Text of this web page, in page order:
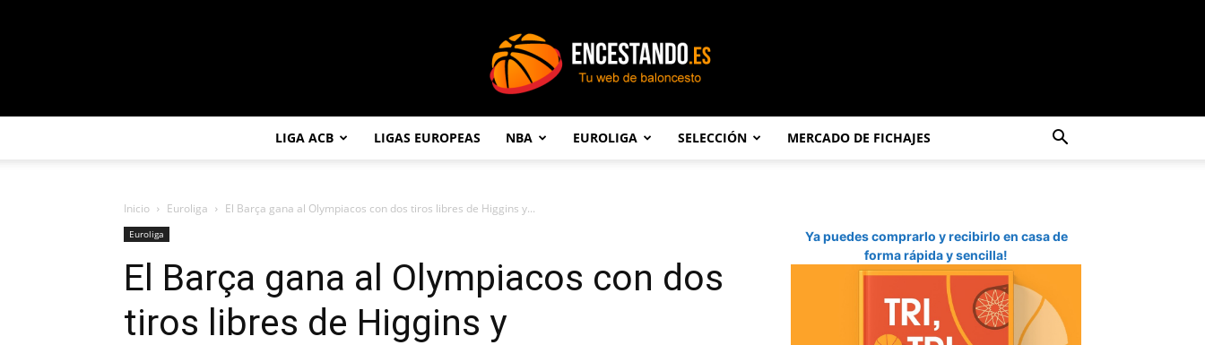
LIGA ACB LIGAS EUROPEAS NBA EUROLIGA SELECCIÓN MERCADO DE FICHAJES
Inicio Euroliga El Barça gana al Olympiacos con dos tiros libres de Higgins y...
Euroliga
El Barça gana al Olympiacos con dos
tiros libres de Higgins y
Ya puedes comprarlo y recibirlo en casa de
forma rápida y sencilla!